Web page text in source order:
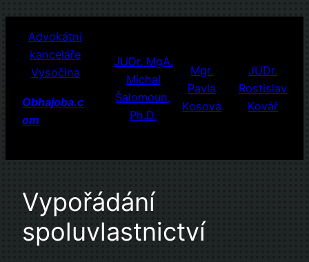
obsah
Advokátní
kanceláře
Vysočina
Obhajoba.c
om
JUDr. MgA.
Michal
Šalomoun,
Ph.D.
Mgr.
Pavla
Kosová
JUDr.
Rostislav
Kovář
Vypořádání
spoluvlastnictví